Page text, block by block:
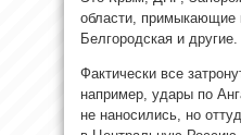
области, примыкающие
Белгородская и другие.
Фактически все
например, удары по
не наносились, но